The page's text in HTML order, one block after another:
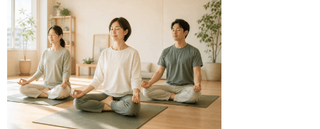
2019年11月
2019年10月
2019年9月
2019年8月
2019年7月